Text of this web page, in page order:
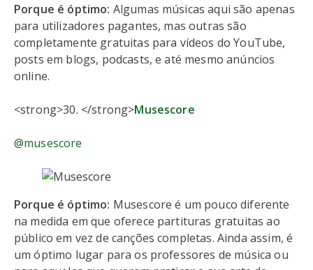
Porque é óptimo: Algumas músicas aqui são apenas
para utilizadores pagantes, mas outras são
completamente gratuitas para vídeos do YouTube,
posts em blogs, podcasts, e até mesmo anúncios
online.
<strong>30. </strong>Musescore
@musescore
Porque é óptimo: Musescore é um pouco diferente
na medida em que oferece partituras gratuitas ao
público em vez de canções completas. Ainda assim, é
um óptimo lugar para os professores de música ou